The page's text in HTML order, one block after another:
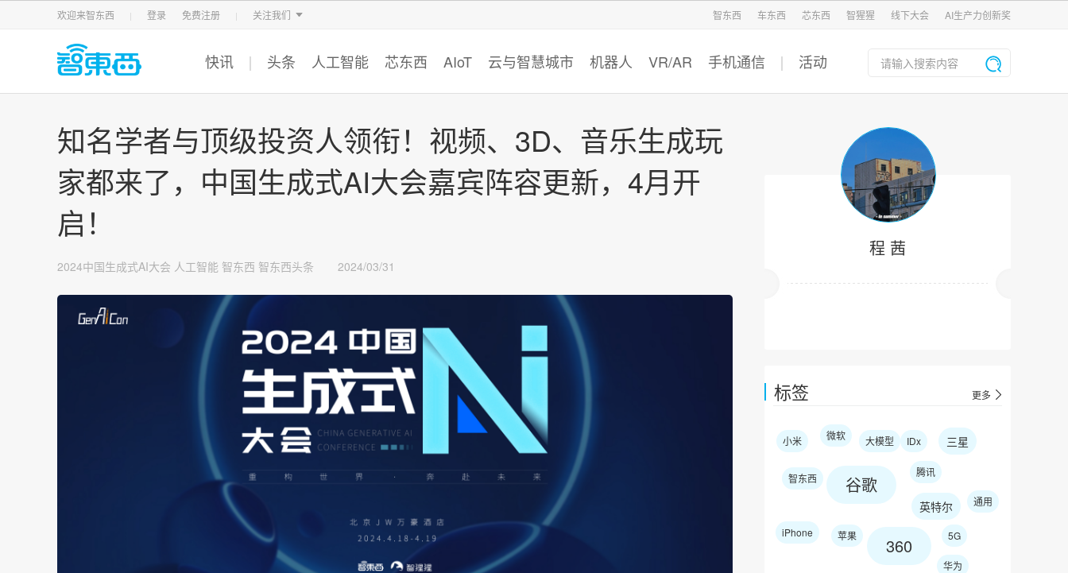
欢迎来智东西 登录 免费注册 关注我们
智东西 车东西 芯东西 智猩猩
智东西 车东西 芯东西 智猩猩 线下大会 AI生产力创新奖
快讯 头条 人工智能 芯东西 AIoT 云与智慧城市 机器人 VR/AR 手机通信 活动
程 茜
标签 更多
小米 微软 大模型 IDx 三星
智东西 谷歌
腾讯
英特尔 通用
iPhone 苹果 360 5G
华为
知名学者与顶级投资人领衔！视频、3D、音乐生成玩
家都来了，中国生成式AI大会嘉宾阵容更新，4月开
启！
2024中国生成式AI大会 人工智能 智东西 智东西头条 2024/03/31